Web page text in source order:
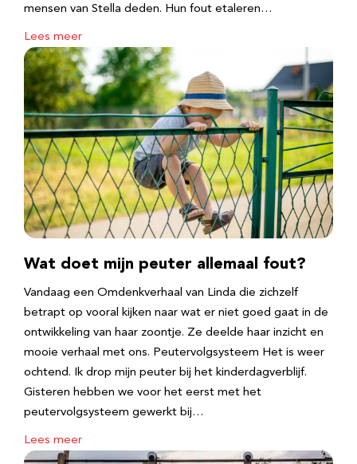
mensen van Stella deden. Hun fout etaleren…
Lees meer
Wat doet mijn peuter allemaal fout?
Vandaag een Omdenkverhaal van Linda die zichzelf
betrapt op vooral kijken naar wat er niet goed gaat in de
ontwikkeling van haar zoontje. Ze deelde haar inzicht en
mooie verhaal met ons. Peutervolgsysteem Het is weer
ochtend. Ik drop mijn peuter bij het kinderdagverblijf.
Gisteren hebben we voor het eerst met het
peutervolgsysteem gewerkt bij…
Lees meer